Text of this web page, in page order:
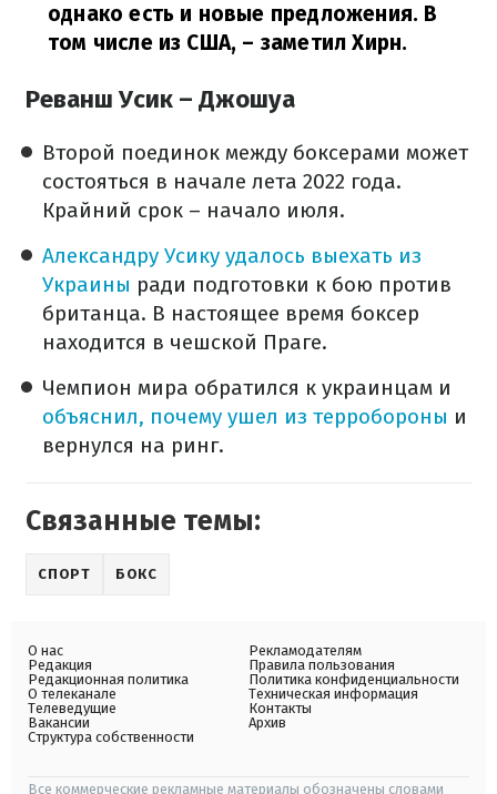
однако есть и новые предложения. В
том числе из США, – заметил Хирн.
Реванш Усик – Джошуа
Второй поединок между боксерами может
состояться в начале лета 2022 года.
Крайний срок – начало июля.
Александру Усику удалось выехать из
Украины ради подготовки к бою против
британца. В настоящее время боксер
находится в чешской Праге.
Чемпион мира обратился к украинцам и
объяснил, почему ушел из терробороны и
вернулся на ринг.
Связанные темы:
СПОРТ БОКС
О нас
Редакция
Редакционная политика
О телеканале
Телеведущие
Вакансии
Структура собственности
Рекламодателям
Правила пользования
Политика конфиденциальности
Техническая информация
Контакты
Архив
Все коммерческие рекламные материалы обозначены словами